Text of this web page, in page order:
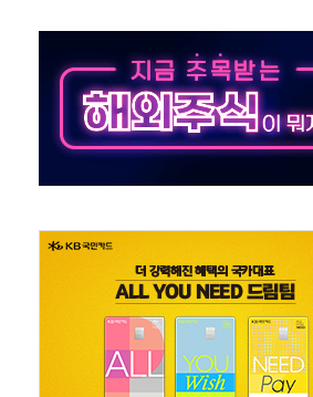
워 구리갈매' 공급
반' 실리콘 반등에 하반기 기대
임에 졸속 추진…'잼데믹' 안보까지 몰고 와"
여론조사 51.9%…그것이 국민의 뜻"
데이터센터 건설 추진
AI 활용…이주노동자 폭염 방치, 국격 훼손"